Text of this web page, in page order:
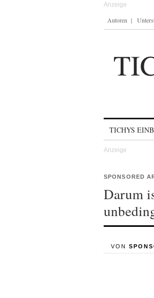
Autoren
TICHYS
SPONSORED
Darum
VON